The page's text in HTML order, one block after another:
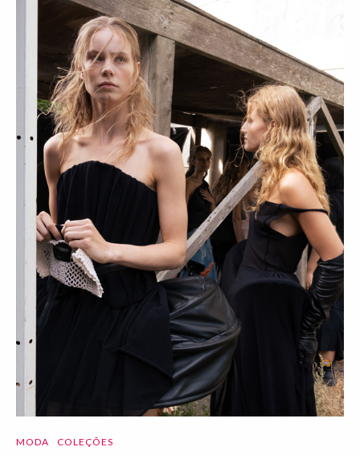
MODA COLEÇÕES